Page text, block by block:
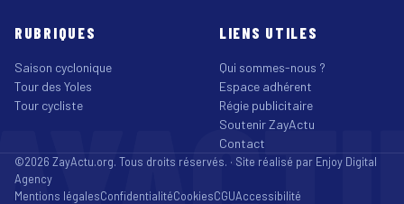
RUBRIQUES
Saison cyclonique
Tour des Yoles
Tour cycliste
LIENS UTILES
Qui sommes-nous ?
Espace adhérent
Régie publicitaire
Soutenir ZayActu
Contact
©2026 ZayActu.org. Tous droits réservés. · Site réalisé par Enjoy Digital
Agency
Mentions légalesConfidentialitéCookiesCGUAccessibilité